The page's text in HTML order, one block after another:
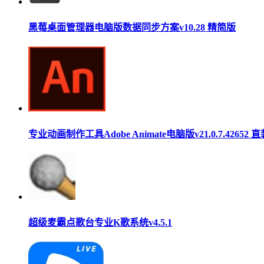
黑莓桌面管理器电脑版数据同步方案v10.28 精简版
专业动画制作工具Adobe Animate电脑版v21.0.7.42652 直
超级麦霸点歌台专业K歌系统v4.5.1